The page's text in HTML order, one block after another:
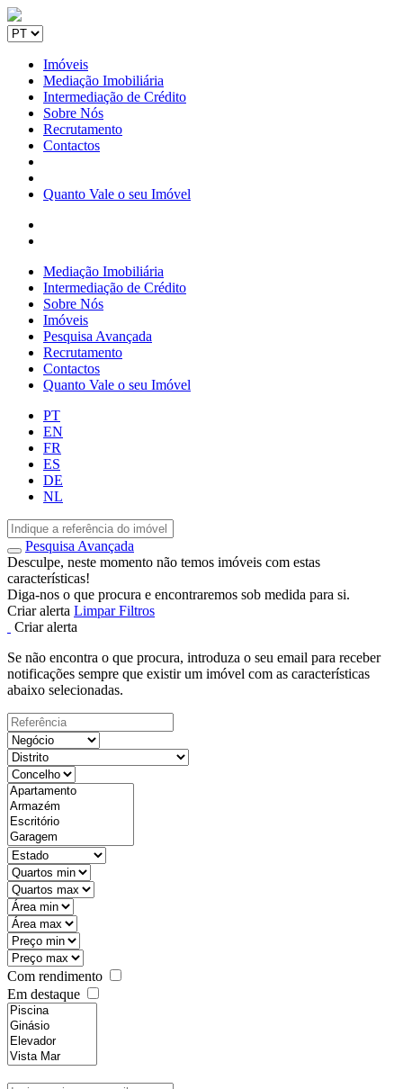
Imóveis
Mediação Imobiliária
Intermediação de Crédito
Sobre Nós
Recrutamento
Contactos
Quanto Vale o seu Imóvel
Mediação Imobiliária
Intermediação de Crédito
Sobre Nós
Imóveis
Pesquisa Avançada
Recrutamento
Contactos
Quanto Vale o seu Imóvel
PT
EN
FR
ES
DE
NL
Pesquisa Avançada
Desculpe, neste momento não temos imóveis com estas
características!
Diga-nos o que procura e encontraremos sob medida para si.
Criar alerta Limpar Filtros
Criar alerta
Se não encontra o que procura, introduza o seu email para receber
notificações sempre que existir um imóvel com as características
abaixo selecionadas.
Com rendimento
Em destaque